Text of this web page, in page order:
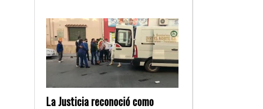
La Justicia reconoció como